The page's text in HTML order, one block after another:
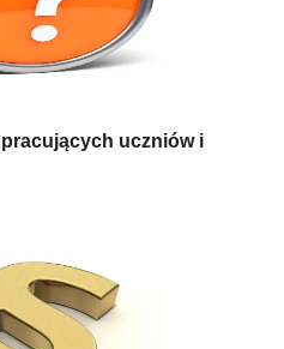
pracujących uczniów i